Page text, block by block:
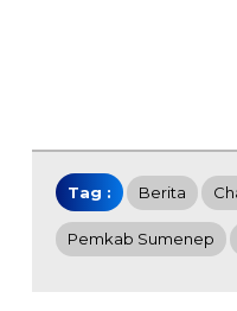
Tag : Berita
Pemkab Sumenep